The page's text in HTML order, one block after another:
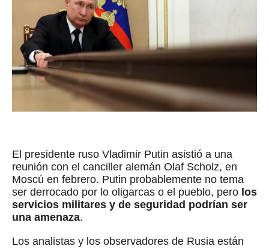
El presidente ruso Vladimir Putin asistió a una
reunión con el canciller alemán Olaf Scholz, en
Moscú en febrero. Putin probablemente no tema
ser derrocado por lo oligarcas o el pueblo, pero los
servicios militares y de seguridad podrían ser
una amenaza.
Los analistas y los observadores de Rusia están